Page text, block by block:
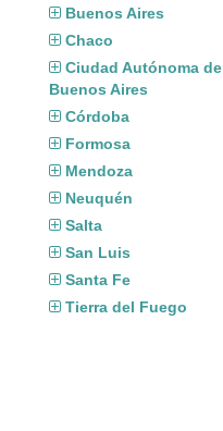
Buenos Aires
Chaco
Ciudad Autónoma de
Buenos Aires
Córdoba
Formosa
Mendoza
Neuquén
Salta
San Luis
Santa Fe
Tierra del Fuego